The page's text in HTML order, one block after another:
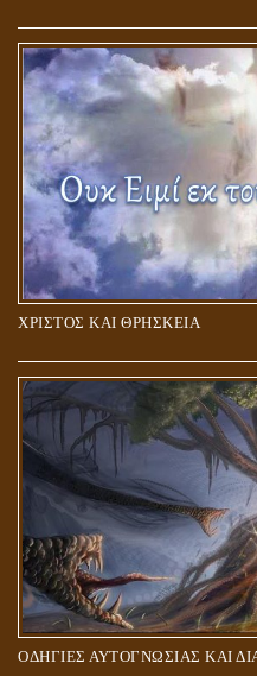
ΧΡΙΣΤΟΣ ΚΑΙ ΘΡΗΣΚΕΙΑ
ΟΔΗΓΙΕΣ ΑΥΤΟΓΝΩΣΙΑΣ ΚΑΙ
Η ΕΠΑΦΗ ΜΕ ΤΟ ΠΝΕΥΜΑ
ΠΟΙΟΙ ΕΠΙΛΕΓΟΥΝ ΤΟΝ